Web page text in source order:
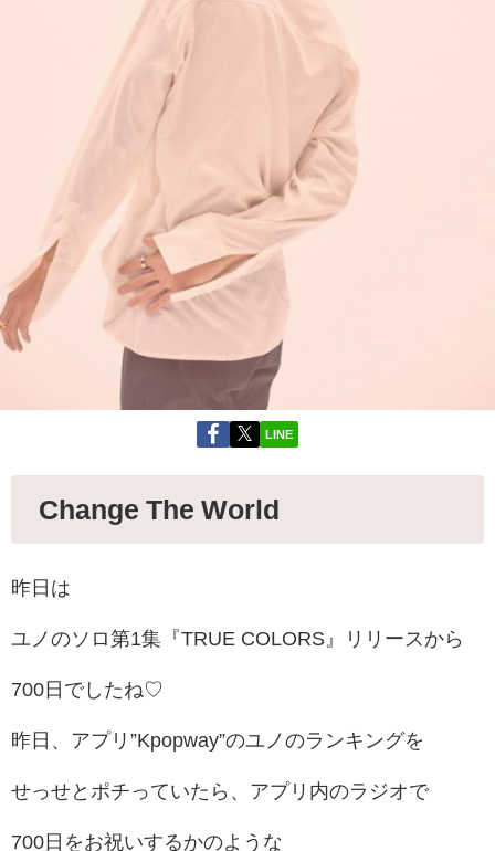
LINE
Change The World
昨日は
ユノのソロ第1集『TRUE COLORS』リリースから
700日でしたね♡
昨日、アプリ”Kpopway”のユノのランキングを
せっせとポチっていたら、アプリ内のラジオで
700日をお祝いするかのような